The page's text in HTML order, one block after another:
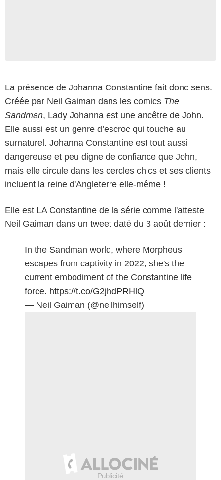
La présence de Johanna Constantine fait donc sens.
Créée par Neil Gaiman dans les comics The
Sandman, Lady Johanna est une ancêtre de John.
Elle aussi est un genre d’escroc qui touche au
surnaturel. Johanna Constantine est tout aussi
dangereuse et peu digne de confiance que John,
mais elle circule dans les cercles chics et ses clients
incluent la reine d'Angleterre elle-même !
Elle est LA Constantine de la série comme l'atteste
Neil Gaiman dans un tweet daté du 3 août dernier :
In the Sandman world, where Morpheus
escapes from captivity in 2022, she's the
current embodiment of the Constantine life
force. https://t.co/G2jhdPRHlQ
— Neil Gaiman (@neilhimself)